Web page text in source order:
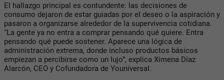
El hallazgo principal es contundente: las decisiones de
consumo dejaron de estar guiadas por el deseo o la aspiración y
pasaron a organizarse alrededor de la supervivencia cotidiana.
“La gente ya no entra a comprar pensando qué quiere. Entra
pensando qué puede sostener. Aparece una lógica de
administración extrema, donde incluso productos básicos
empiezan a percibirse como un lujo”, explica Ximena Díaz
Alarcón, CEO y Cofundadora de Youniversal.